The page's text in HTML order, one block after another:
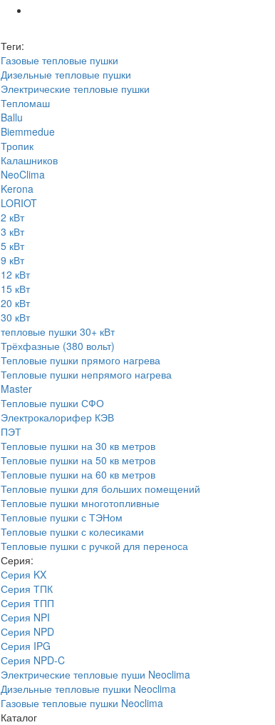
Теги:
Газовые тепловые пушки
Дизельные тепловые пушки
Электрические тепловые пушки
Тепломаш
Ballu
Biemmedue
Тропик
Калашников
NeoClima
Kerona
LORIOT
2 кВт
3 кВт
5 кВт
9 кВт
12 кВт
15 кВт
20 кВт
30 кВт
тепловые пушки 30+ кВт
Трёхфазные (380 вольт)
Тепловые пушки прямого нагрева
Тепловые пушки непрямого нагрева
Master
Тепловые пушки СФО
Электрокалорифер КЭВ
ПЭТ
Тепловые пушки на 30 кв метров
Тепловые пушки на 50 кв метров
Тепловые пушки на 60 кв метров
Тепловые пушки для больших помещений
Тепловые пушки многотопливные
Тепловые пушки с ТЭНом
Тепловые пушки с колесиками
Тепловые пушки с ручкой для переноса
Серия:
Серия KX
Серия ТПК
Серия ТПП
Серия NPI
Серия NPD
Серия IPG
Серия NPD-C
Электрические тепловые пуши Neoclima
Дизельные тепловые пушки Neoclima
Газовые тепловые пушки Neoclima
Каталог